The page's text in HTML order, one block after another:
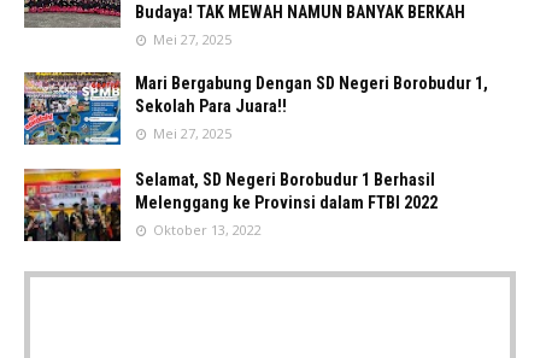
Budaya! TAK MEWAH NAMUN BANYAK BERKAH
Mei 27, 2025
Mari Bergabung Dengan SD Negeri Borobudur 1,
Sekolah Para Juara!!
Mei 27, 2025
Selamat, SD Negeri Borobudur 1 Berhasil
Melenggang ke Provinsi dalam FTBI 2022
Oktober 13, 2022